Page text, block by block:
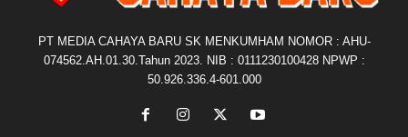
PT MEDIA CAHAYA BARU SK MENKUMHAM NOMOR : AHU-
074562.AH.01.30.Tahun 2023. NIB : 0111230100428 NPWP :
50.926.336.4-601.000